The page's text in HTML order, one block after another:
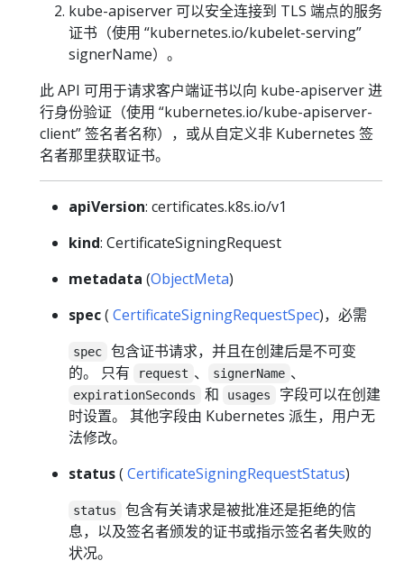
kube-apiserver 可以安全连接到 TLS 端点的服务
证书（使用 “kubernetes.io/kubelet-serving”
signerName）。
此 API 可用于请求客户端证书以向 kube-apiserver 进
行身份验证（使用 “kubernetes.io/kube-apiserver-
client” 签名者名称），或从自定义非 Kubernetes 签
名者那里获取证书。
apiVersion: certificates.k8s.io/v1
kind: CertificateSigningRequest
metadata (ObjectMeta)
spec( CertificateSigningRequestSpec)，必需
spec
包含证书请求，并且在创建后是不可变
的。 只有
request 、 signerName 、
expirationSeconds 和 usages
字段可以在创建
时设置。 其他字段由 Kubernetes 派生，用户无
法修改。
status( CertificateSigningRequestStatus)
status
包含有关请求是被批准还是拒绝的信
息，以及签名者颁发的证书或指示签名者失败的
状况。